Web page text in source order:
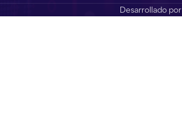
Desarrollado por